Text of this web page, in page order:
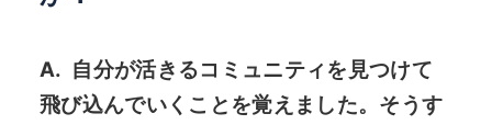
A. 自分が活きるコミュニティを見つけて
飛び込んでいくことを覚えました。そうす